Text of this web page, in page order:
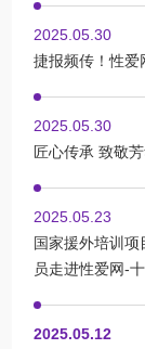
2025.05.30
捷报频传！性爱
2025.05.30
匠心传承 致敬
2025.05.23
国家援外培训项
员走进性爱网-
2025.05.12